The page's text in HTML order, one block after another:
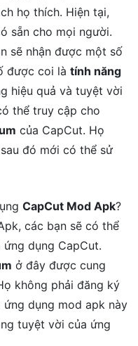
họ thích. Hiện tại,
sẵn cho mọi người.
sẽ nhận được một số
được coi là tính năng
hiệu quả và tuyệt vời
thể truy cập cho
của CapCut. Họ
đó mới có thể sử
CapCut Mod Apk?
các bạn sẽ có thể
dụng CapCut.
ở đây được cung
không phải đăng ký
dụng mod apk này
tuyệt vời của ứng